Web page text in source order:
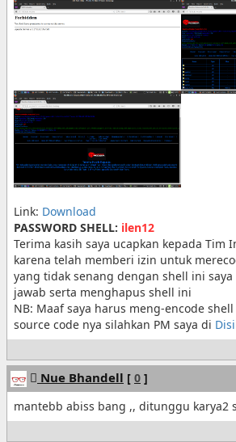
Link: Download
PASSWORD SHELL: ilen12
Terima kasih saya ucapkan kepada Tim
karena telah memberi izin untuk
yang tidak senang dengan shell ini
jawab serta menghapus shell ini
NB: Maaf saya harus meng-encode
source code nya silahkan PM saya di
Nue Bhandell [ 0 ]
mantebb abiss bang ,, ditunggu karya2